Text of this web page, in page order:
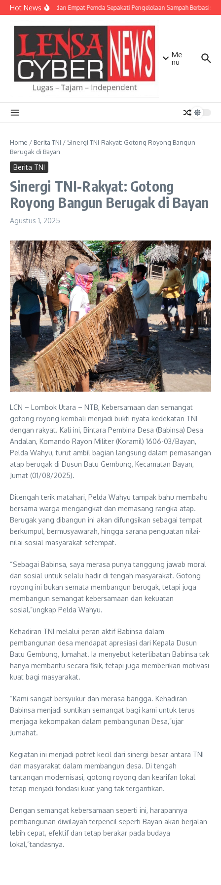
Lewati ke konten
Hot NewsTNI AD dan Empat Pemda Sepakati Pengelolaan Sampah Berbasis
Me
nu
Home / Berita TNI / Sinergi TNI-Rakyat: Gotong Royong Bangun
Berugak di Bayan
Berita TNI
Sinergi TNI-Rakyat: Gotong
Royong Bangun Berugak di Bayan
Agustus 1, 2025
LCN – Lombok Utara – NTB, Kebersamaan dan semangat
gotong royong kembali menjadi bukti nyata kedekatan TNI
dengan rakyat. Kali ini, Bintara Pembina Desa (Babinsa) Desa
Andalan, Komando Rayon Militer (Koramil) 1606-03/Bayan,
Pelda Wahyu, turut ambil bagian langsung dalam pemasangan
atap berugak di Dusun Batu Gembung, Kecamatan Bayan,
Jumat (01/08/2025).
Ditengah terik matahari, Pelda Wahyu tampak bahu membahu
bersama warga mengangkat dan memasang rangka atap.
Berugak yang dibangun ini akan difungsikan sebagai tempat
berkumpul, bermusyawarah, hingga sarana penguatan nilai-
nilai sosial masyarakat setempat.
“Sebagai Babinsa, saya merasa punya tanggung jawab moral
dan sosial untuk selalu hadir di tengah masyarakat. Gotong
royong ini bukan semata membangun berugak, tetapi juga
membangun semangat kebersamaan dan kekuatan
sosial,”ungkap Pelda Wahyu.
Kehadiran TNI melalui peran aktif Babinsa dalam
pembangunan desa mendapat apresiasi dari Kepala Dusun
Batu Gembung, Jumahat. Ia menyebut keterlibatan Babinsa tak
hanya membantu secara fisik, tetapi juga memberikan motivasi
kuat bagi masyarakat.
“Kami sangat bersyukur dan merasa bangga. Kehadiran
Babinsa menjadi suntikan semangat bagi kami untuk terus
menjaga kekompakan dalam pembangunan Desa,”ujar
Jumahat.
Kegiatan ini menjadi potret kecil dari sinergi besar antara TNI
dan masyarakat dalam membangun desa. Di tengah
tantangan modernisasi, gotong royong dan kearifan lokal
tetap menjadi fondasi kuat yang tak tergantikan.
Dengan semangat kebersamaan seperti ini, harapannya
pembangunan diwilayah terpencil seperti Bayan akan berjalan
lebih cepat, efektif dan tetap berakar pada budaya
lokal,”tandasnya.